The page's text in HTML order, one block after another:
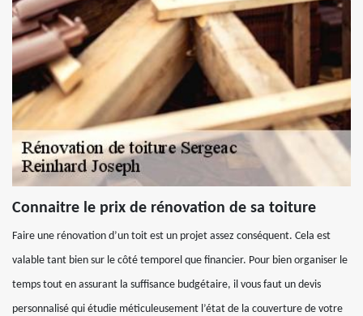
Connaitre le prix de rénovation de sa toiture
Faire une rénovation d’un toit est un projet assez conséquent. Cela est
valable tant bien sur le côté temporel que financier. Pour bien organiser le
temps tout en assurant la suffisance budgétaire, il vous faut un devis
personnalisé qui étudie méticuleusement l’état de la couverture de votre